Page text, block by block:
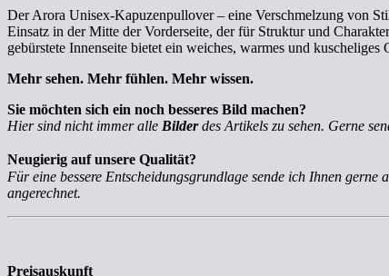
Der Arora Unisex-Kapuzenpullover – eine Verschmelzung von
Einsatz in der Mitte der Vorderseite, der für Struktur und
gebürstete Innenseite bietet ein weiches, warmes und
Mehr sehen. Mehr fühlen. Mehr wissen.
Sie möchten sich ein noch besseres Bild machen?
Hier sind nicht immer alle Bilderdes Artikels zu sehen. Gerne
Neugierig auf unsere Qualität?
Für eine bessere Entscheidungsgrundlage sende ich Ihnen gerne
angerechnet.
Preisauskunft